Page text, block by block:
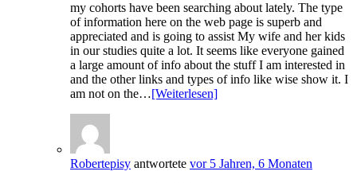
my cohorts have been searching about lately. The type
of information here on the web page is superb and
appreciated and is going to assist My wife and her kids
in our studies quite a lot. It seems like everyone gained
a large amount of info about the stuff I am interested in
and the other links and types of info like wise show it. I
am not on the…[Weiterlesen]
Robertepisy antwortete vor 5 Jahren, 6 Monaten